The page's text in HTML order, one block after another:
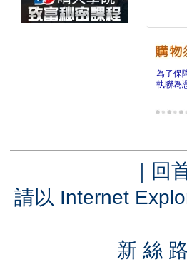
為了保
執聯為
｜ 回
請以 Internet
新 絲